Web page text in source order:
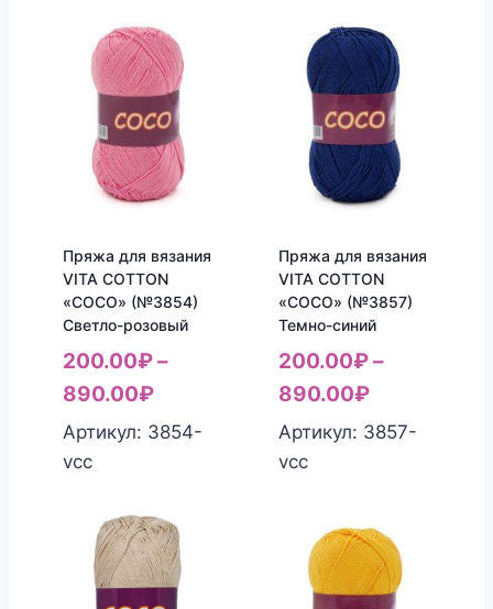
Пряжа для вязания
VITA COTTON
«COCO» (№3854)
Светло-розовый
200.00₽–
890.00₽
Артикул: 3854-
vcc
Пряжа для вязания
VITA COTTON
«COCO» (№3857)
Темно-синий
200.00₽–
890.00₽
Артикул: 3857-
vcc